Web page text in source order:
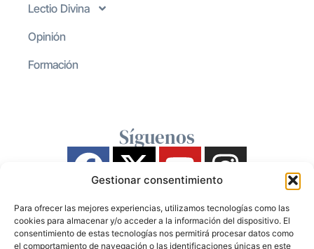
Gestionar consentimiento
Para ofrecer las mejores experiencias, utilizamos tecnologías como las
cookies para almacenar y/o acceder a la información del dispositivo. El
consentimiento de estas tecnologías nos permitirá procesar datos como
el comportamiento de navegación o las identificaciones únicas en este
Lectio Divina
Opinión
Formación
Síguenos